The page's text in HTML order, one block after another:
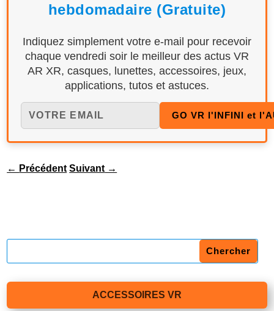
hebdomadaire (Gratuite)
Indiquez simplement votre e-mail pour recevoir
chaque vendredi soir le meilleur des actus VR
AR XR, casques, lunettes, accessoires, jeux,
applications, tutos et astuces.
← Précédent Suivant →
ACCESSOIRES VR